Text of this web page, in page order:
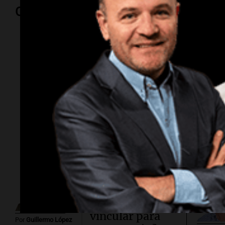
Opinión
Por Guillermo López
Subasta
millonaria.
¿Cuánto cuesta
vincular para
Por
Por